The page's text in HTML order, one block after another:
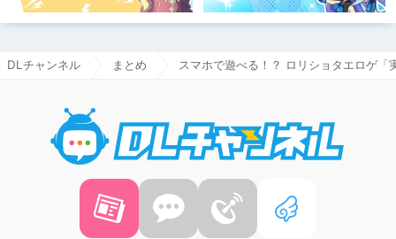
DLチャンネル まとめ スマホで遊べる！？ ロリショタエロゲ「